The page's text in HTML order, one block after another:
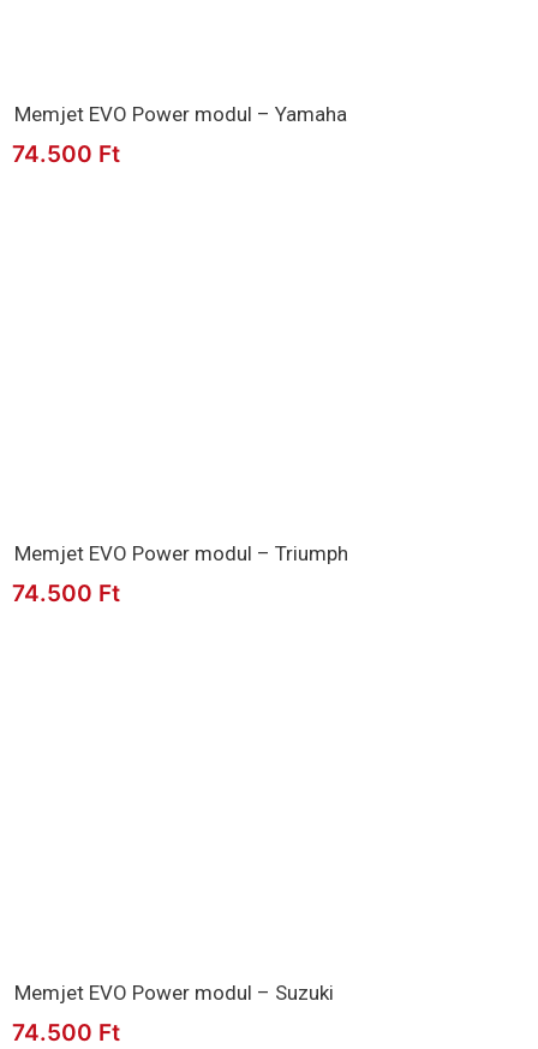
Memjet EVO Power modul – Yamaha
74.500 Ft
Memjet EVO Power modul – Triumph
74.500 Ft
Memjet EVO Power modul – Suzuki
74.500 Ft